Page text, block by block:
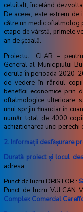
celuilalt, încetând
De aceea, este extrem
către un medic oftalmolog
etape de vârstă, primele
an de școală.
Proiectul „CLAR –
General al Municipiului
derula în perioada 2020-
de vedere în rândul
beneficii economice prin
oftalmologice ulterioare
unui sprijin financiar în
număr total de 4000
achizitionarea unei
2. Informaţii desfăşurare
Durată proiect şi locul
adresa:
Punct de lucru DRISTOR :
Punct de lucru VULCAN
Complex Comercial